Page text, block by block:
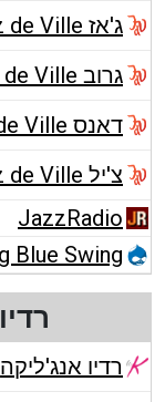
ג'אז Jazz de Ville
גרוב Jazz de Ville
דאנס Jazz de Ville
צ'יל Jazz de Ville
JazzRadio
Blue Swing
רדיו אנג'ליקה